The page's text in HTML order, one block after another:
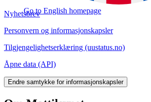
Go to English homepage
Nyhetsbrev
Personvern og informasjonskapsler
Tilgjengelighetserklæring (uustatus.no)
Åpne data (API)
Endre samtykke for informasjonskapsler